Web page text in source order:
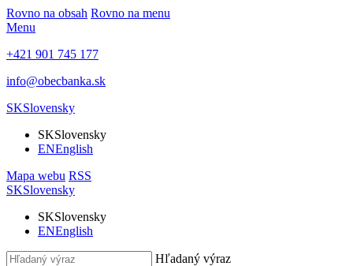
Rovno na obsah Rovno na menu
Menu
+421 901 745 177
info@obecbanka.sk
SKSlovensky
SKSlovensky
ENEnglish
Mapa webu RSS
SKSlovensky
SKSlovensky
ENEnglish
Hľadaný výraz